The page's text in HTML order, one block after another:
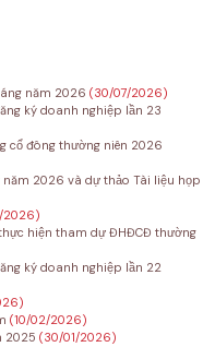
năm 2026 (30/07/2026)
ký doanh nghiệp lần 23
cổ đông thường niên 2026
2026 và dự thảo Tài liệu họp
2026)
hiện tham dự ĐHĐCĐ thường
ký doanh nghiệp lần 22
(10/02/2026)
2025 (30/01/2026)